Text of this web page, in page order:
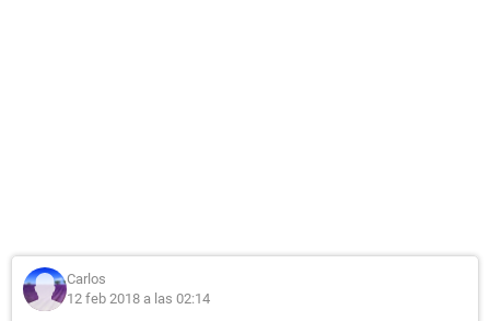
Carlos
12 feb 2018 a las 02:14